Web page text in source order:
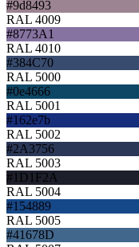
#9d8493
RAL 4009
#8773A1
RAL 4010
#384C70
RAL 5000
#0e4666
RAL 5001
#162e7b
RAL 5002
#2A3756
RAL 5003
#1D1F2A
RAL 5004
#154889
RAL 5005
#41678D